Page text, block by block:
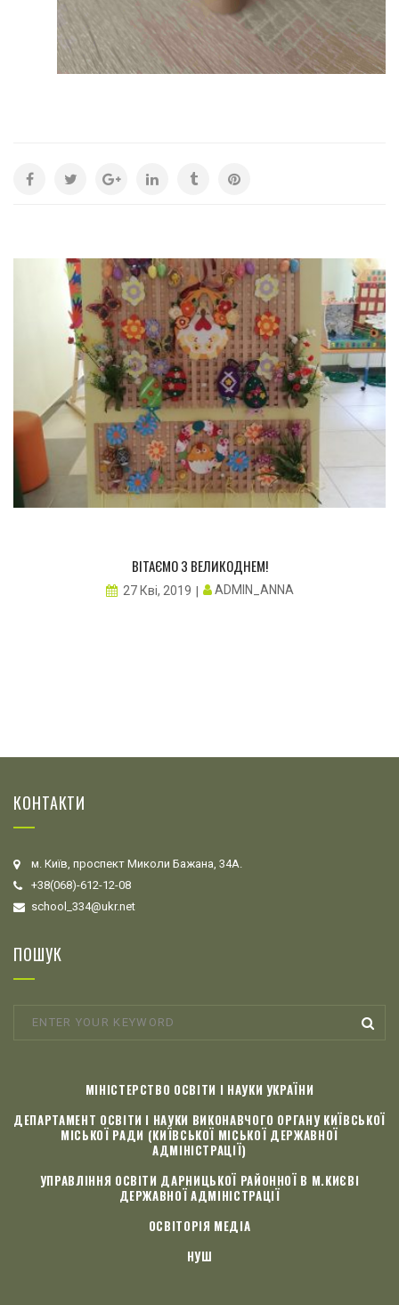
ВІТАЄМО З ВЕЛИКОДНЕМ!
27 Кві, 2019 ADMIN_ANNA
КОНТАКТИ
м. Київ, проспект Миколи Бажана, 34А.
+38(068)-612-12-08
school_334@ukr.net
ПОШУК
МІНІСТЕРСТВО ОСВІТИ І НАУКИ УКРАЇНИ
ДЕПАРТАМЕНТ ОСВІТИ І НАУКИ ВИКОНАВЧОГО ОРГАНУ КИЇВСЬКОЇ
МІСЬКОЇ РАДИ (КИЇВСЬКОЇ МІСЬКОЇ ДЕРЖАВНОЇ
АДМІНІСТРАЦІЇ)
УПРАВЛІННЯ ОСВІТИ ДАРНИЦЬКОЇ РАЙОННОЇ В М.КИЄВІ
ДЕРЖАВНОЇ АДМІНІСТРАЦІЇ
ОСВІТОРІЯ МЕДІА
НУШ